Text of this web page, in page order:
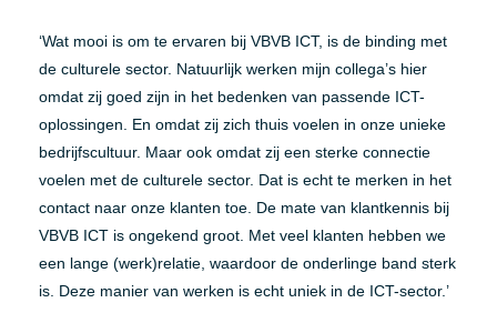
‘Wat mooi is om te ervaren bij VBVB ICT, is de binding met
de culturele sector. Natuurlijk werken mijn collega’s hier
omdat zij goed zijn in het bedenken van passende ICT-
oplossingen. En omdat zij zich thuis voelen in onze unieke
bedrijfscultuur. Maar ook omdat zij een sterke connectie
voelen met de culturele sector. Dat is echt te merken in het
contact naar onze klanten toe. De mate van klantkennis bij
VBVB ICT is ongekend groot. Met veel klanten hebben we
een lange (werk)relatie, waardoor de onderlinge band sterk
is. Deze manier van werken is echt uniek in de ICT-sector.’